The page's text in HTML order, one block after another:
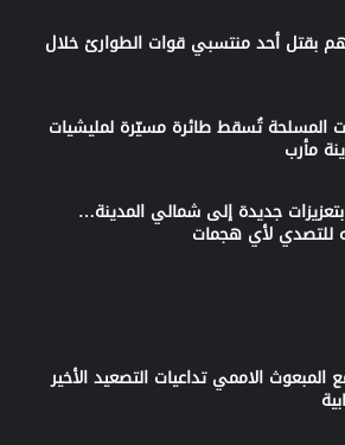
بقتل أحد منتسبي قوات الطوارئ خلال
المسلحة تُسقط طائرة مسيّرة لمليشيات
مأرب
جديدة إلى شمالي المدينة…
للتصدي لأي هجمات
المبعوث الاممي تداعيات التصعيد الأخير